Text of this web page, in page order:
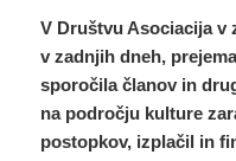
V Društvu Asociacija v
v zadnjih dneh,
sporočila članov in
na področju kulture
postopkov, izplačil in